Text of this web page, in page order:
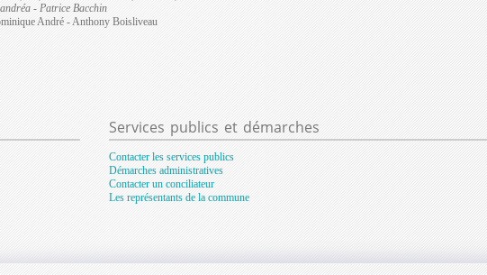
- Patrice Bacchin
André - Anthony Boisliveau
Services publics et démarches
Contacter les services publics
Démarches administratives
Contacter un conciliateur
Les représentants de la commune